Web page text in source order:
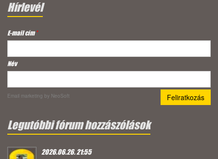
Hírlevél
E-mail cím*
Név
Email marketing by NeoSoft
Legutóbbi fórum hozzászólások
2026.06.26. 21:55